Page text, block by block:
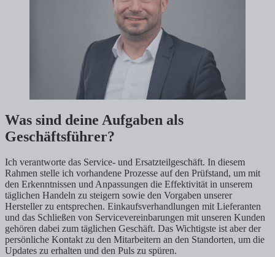
Was sind deine Aufgaben als
Geschäftsführer?
Ich verantworte das Service- und Ersatzteilgeschäft. In diesem
Rahmen stelle ich vorhandene Prozesse auf den Prüfstand, um mit
den Erkenntnissen und Anpassungen die Effektivität in unserem
täglichen Handeln zu steigern sowie den Vorgaben unserer
Hersteller zu entsprechen. Einkaufsverhandlungen mit Lieferanten
und das Schließen von Servicevereinbarungen mit unseren Kunden
gehören dabei zum täglichen Geschäft. Das Wichtigste ist aber der
persönliche Kontakt zu den Mitarbeitern an den Standorten, um die
Updates zu erhalten und den Puls zu spüren.